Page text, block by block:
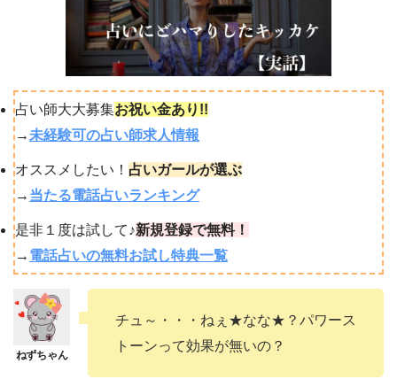
占い師大大募集お祝い金あり!!
→未経験可の占い師求人情報
オススメしたい！ 占いガールが選ぶ
→ 当たる電話占いランキング
是非１度は試して♪新規登録で無料！
→ 電話占いの無料お試し特典一覧
チュ～・・・ねぇ★なな★？パワース
トーンって効果が無いの？